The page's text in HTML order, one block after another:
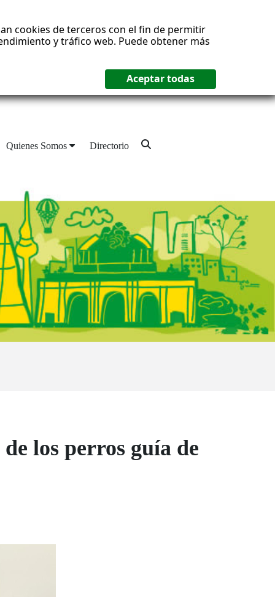
cookies de terceros con el fin de permitir
y tráfico web. Puede obtener más
Quienes Somos Directorio
los perros guía de